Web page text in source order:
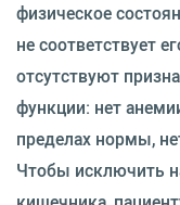
физическое
не соответствует
отсутствуют
функции: нет
пределах нормы,
Чтобы исключить